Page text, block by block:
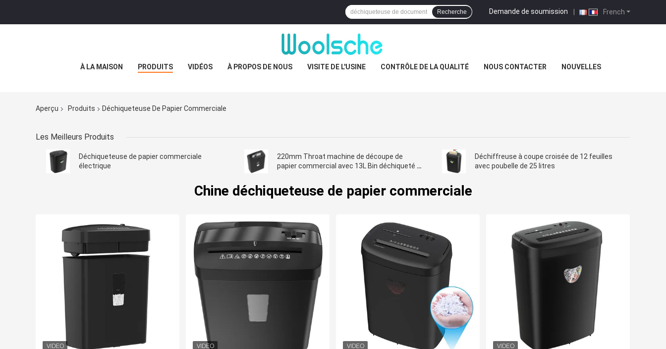
French
Demande de soumission |
Recherche
À LA MAISON PRODUITS VIDÉOS À PROPOS DE NOUS VISITE DE L'USINE CONTRÔLE DE LA QUALITÉ NOUS CONTACTER NOUVELLES
Aperçu Produits Déchiqueteuse De Papier Commerciale
Les Meilleurs Produits
Déchiqueteuse de papier commerciale
électrique
220mm Throat machine de découpe de
papier commercial avec 13L Bin déchiqueté 6
Déchiffreuse à coupe croisée de 12 feuilles
avec poubelle de 25 litres
Chine déchiqueteuse de papier commerciale